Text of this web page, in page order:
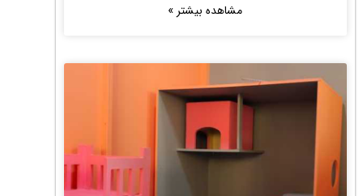
مشاهده بیشتر »